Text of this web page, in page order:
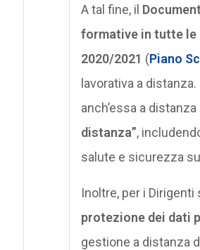
A tal fine, il
formative in tutte le
2020/2021 (Piano
lavorativa a
anch’essa a
distanza”,
salute e sicurezza
Inoltre, per i
protezione dei dati
gestione a distanza